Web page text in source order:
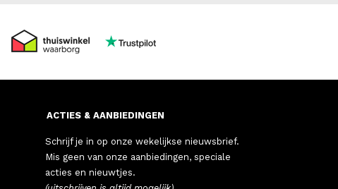
ACTIES & AANBIEDINGEN
Schrijf je in op onze wekelijkse nieuwsbrief.
Mis geen van onze aanbiedingen, speciale
acties en nieuwtjes.